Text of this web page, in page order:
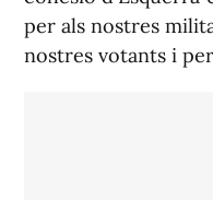
per als nostres
nostres votants i